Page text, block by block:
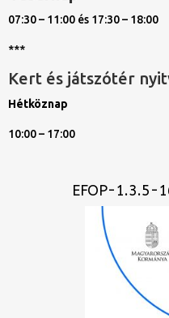
07:30 – 11:00 és 17:30 – 18:00
***
Kert és játszótér
Hétköznap
10:00 – 17:00
EFOP-1.3.5-